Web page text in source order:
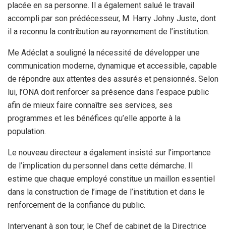
placée en sa personne. Il a également salué le travail
accompli par son prédécesseur, M. Harry Johny Juste, dont
il a reconnu la contribution au rayonnement de l’institution.
Me Adéclat a souligné la nécessité de développer une
communication moderne, dynamique et accessible, capable
de répondre aux attentes des assurés et pensionnés. Selon
lui, l’ONA doit renforcer sa présence dans l’espace public
afin de mieux faire connaître ses services, ses
programmes et les bénéfices qu’elle apporte à la
population.
Le nouveau directeur a également insisté sur l’importance
de l’implication du personnel dans cette démarche. Il
estime que chaque employé constitue un maillon essentiel
dans la construction de l’image de l’institution et dans le
renforcement de la confiance du public.
Intervenant à son tour, le Chef de cabinet de la Directrice